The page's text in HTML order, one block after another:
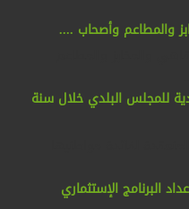
والمطاعم وأصحاب ....
للمجلس البلدي خلال سنة
البرنامج الإستثماري